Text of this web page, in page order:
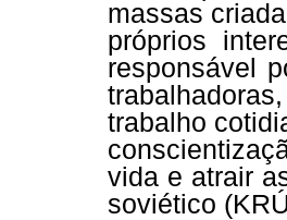
massas
próprios
responsável
trabalho
vida e atrair
soviético